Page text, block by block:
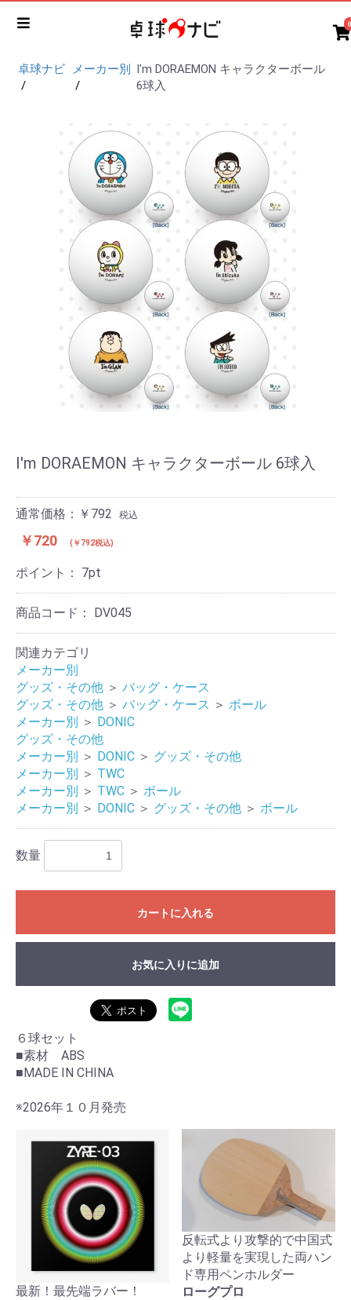
0
卓球ナビ メーカー別
I'm DORAEMON キャラクターボール
6球入
I'm DORAEMON キャラクターボール 6球入
通常価格：￥792 税込
￥720 (￥792税込)
ポイント： 7pt
商品コード： DV045
関連カテゴリ
メーカー別
グッズ・その他 ＞ バッグ・ケース
グッズ・その他 ＞ バッグ・ケース ＞ ボール
メーカー別 ＞ DONIC
グッズ・その他
メーカー別 ＞ DONIC ＞ グッズ・その他
メーカー別 ＞ TWC
メーカー別 ＞ TWC ＞ ボール
メーカー別 ＞ DONIC ＞ グッズ・その他 ＞ ボール
数量
カートに入れる
お買い物を続ける カートへ進む
お気に入りに追加
６球セット
■素材 ABS
■MADE IN CHINA
※2026年１０月発売
最新！最先端ラバー！
反転式より攻撃的で中国式
より軽量を実現した両ハン
ド専用ペンホルダー
ローグプロ